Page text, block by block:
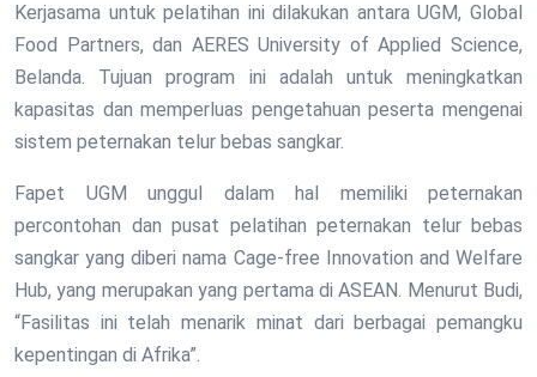
Kerjasama untuk pelatihan ini dilakukan antara UGM, Global
Food Partners, dan AERES University of Applied Science,
Belanda. Tujuan program ini adalah untuk meningkatkan
kapasitas dan memperluas pengetahuan peserta mengenai
sistem peternakan telur bebas sangkar.
Fapet UGM unggul dalam hal memiliki peternakan
percontohan dan pusat pelatihan peternakan telur bebas
sangkar yang diberi nama Cage-free Innovation and Welfare
Hub, yang merupakan yang pertama di ASEAN. Menurut Budi,
“Fasilitas ini telah menarik minat dari berbagai pemangku
kepentingan di Afrika”.